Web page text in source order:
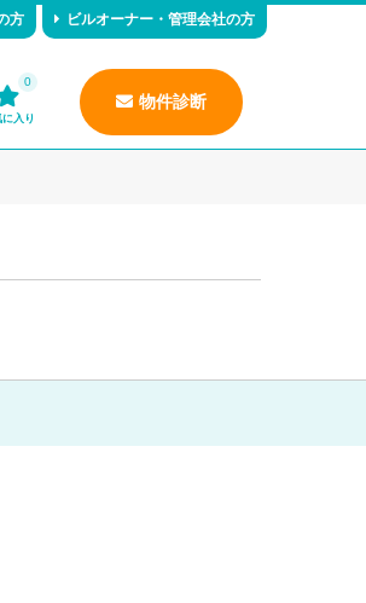
方 ビルオーナー・管理会社の方
0
入り
物件診断